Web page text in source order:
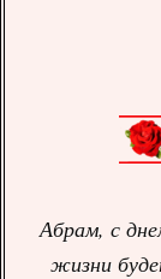
Абрам, с
жизни